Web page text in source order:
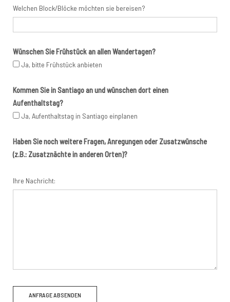
Welchen Block/Blöcke möchten sie bereisen?
Wünschen Sie Frühstück an allen Wandertagen?
Ja, bitte Frühstück anbieten
Kommen Sie in Santiago an und wünschen dort einen
Aufenthaltstag?
Ja, Aufenthaltstag in Santiago einplanen
Haben Sie noch weitere Fragen, Anregungen oder Zusatzwünsche
(z.B.: Zusatznächte in anderen Orten)?
Ihre Nachricht: